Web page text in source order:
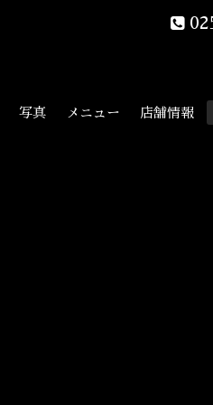
写真 メニュー 店舗情報